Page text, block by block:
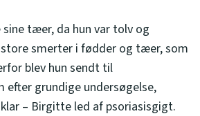
tæer, da hun var tolv og
smerter i fødder og tæer, som
blev hun sendt til
grundige undersøgelse,
– Birgitte led af psoriasisgigt.